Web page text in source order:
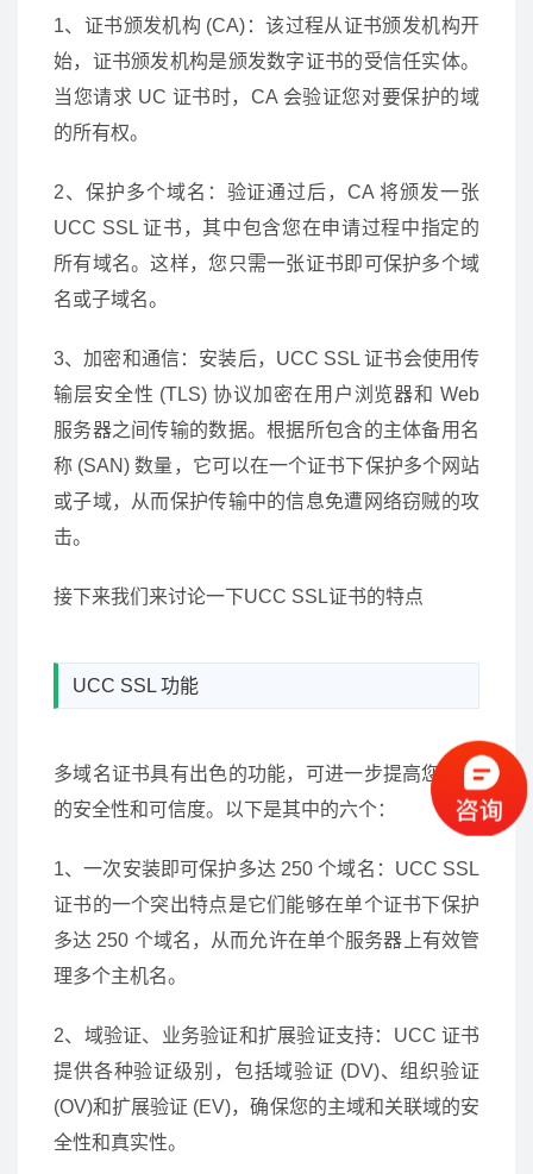
1、证书颁发机构 (CA)：该过程从证书颁发机构开
始，证书颁发机构是颁发数字证书的受信任实体。
当您请求 UC 证书时，CA 会验证您对要保护的域
的所有权。
2、保护多个域名：验证通过后，CA 将颁发一张
UCC SSL 证书，其中包含您在申请过程中指定的
所有域名。这样，您只需一张证书即可保护多个域
名或子域名。
3、加密和通信：安装后，UCC SSL 证书会使用传
输层安全性 (TLS) 协议加密在用户浏览器和 Web
服务器之间传输的数据。根据所包含的主体备用名
称 (SAN) 数量，它可以在一个证书下保护多个网站
或子域，从而保护传输中的信息免遭网络窃贼的攻
击。
接下来我们来讨论一下UCC SSL证书的特点
UCC SSL 功能
多域名证书具有出色的功能，可进一步提高您网站
的安全性和可信度。以下是其中的六个：
1、一次安装即可保护多达 250 个域名：UCC SSL
证书的一个突出特点是它们能够在单个证书下保护
多达 250 个域名，从而允许在单个服务器上有效管
理多个主机名。
2、域验证、业务验证和扩展验证支持：UCC 证书
提供各种验证级别，包括域验证 (DV)、组织验证
(OV)和扩展验证 (EV)，确保您的主域和关联域的安
全性和真实性。